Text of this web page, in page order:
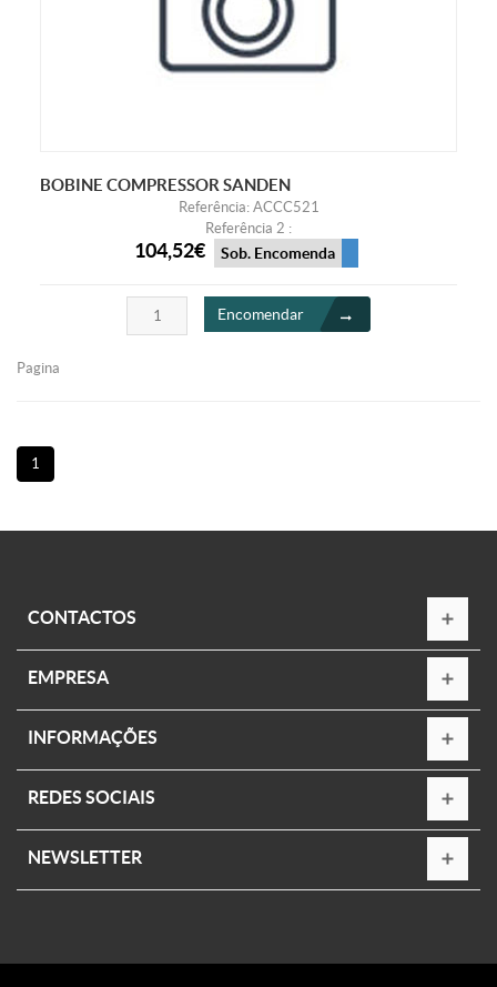
BOBINE COMPRESSOR SANDEN
Referência: ACCC521
Referência 2 :
104,52€ Sob. Encomenda
Encomendar
Pagina
1
CONTACTOS
EMPRESA
INFORMAÇÕES
REDES SOCIAIS
NEWSLETTER